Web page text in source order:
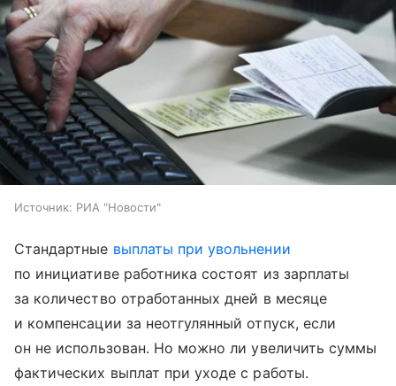
Источник: РИА "Новости"
Стандартные выплаты при увольнении
по инициативе работника состоят из зарплаты
за количество отработанных дней в месяце
и компенсации за неотгулянный отпуск, если
он не использован. Но можно ли увеличить суммы
фактических выплат при уходе с работы.